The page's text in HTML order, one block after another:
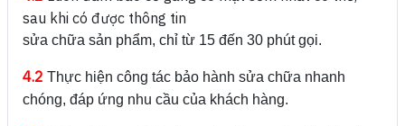
sau khi có được thông tin
sửa chữa sản phẩm, chỉ từ 15 đến 30 phút gọi.
4.2 Thực hiện công tác bảo hành sửa chữa nhanh
chóng, đáp ứng nhu cầu của khách hàng.